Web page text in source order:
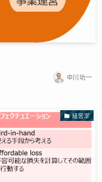
中川功一
経営学